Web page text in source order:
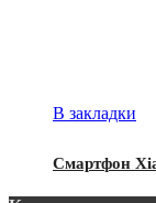
В закладки
Смартфон